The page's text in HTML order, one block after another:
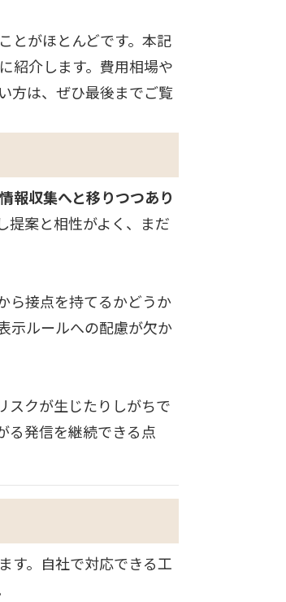
とがほとんどです。本記
紹介します。費用相場や
方は、ぜひ最後までご覧
報収集へと移りつつあり
提案と相性がよく、まだ
ら接点を持てるかどうか
示ルールへの配慮が欠か
スクが生じたりしがちで
る発信を継続できる点
す。自社で対応できる工